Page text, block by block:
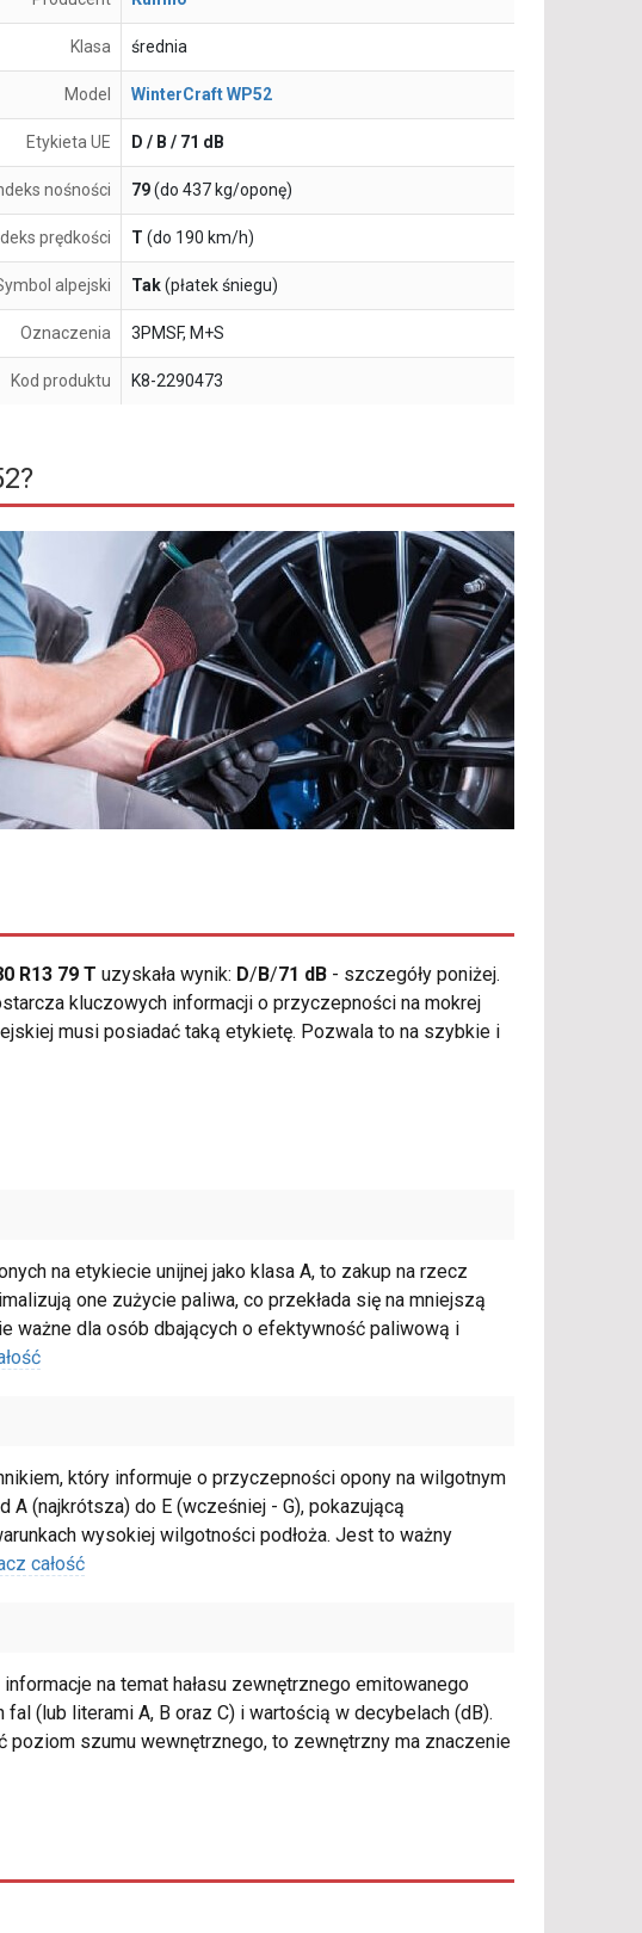
Klasa średnia
Model WinterCraft WP52
Etykieta UE D / B / 71 dB
nośności 79(do 437 kg/oponę)
prędkości T (do 190 km/h)
alpejski Tak(płatek śniegu)
Oznaczenia 3PMSF, M+S
Kod produktu K8-2290473
R13 79 T uzyskała wynik: D/ B/71 dB - szczegóły poniżej.
kluczowych informacji o przyczepności na mokrej
musi posiadać taką etykietę. Pozwala to na szybkie i
na etykiecie unijnej jako klasa A, to zakup na rzecz
one zużycie paliwa, co przekłada się na mniejszą
ważne dla osób dbających o efektywność paliwową i
który informuje o przyczepności opony na wilgotnym
A (najkrótsza) do E (wcześniej - G), pokazującą
wysokiej wilgotności podłoża. Jest to ważny
całość
na temat hałasu zewnętrznego emitowanego
(lub literami A, B oraz C) i wartością w decybelach (dB).
szumu wewnętrznego, to zewnętrzny ma znaczenie